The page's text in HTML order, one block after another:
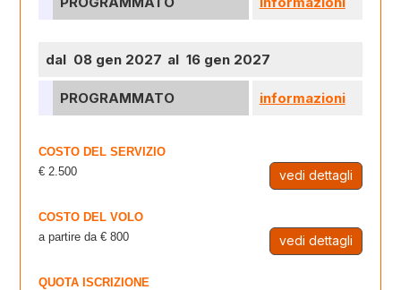
dal 08 gen 2027 al 16 gen 2027
PROGRAMMATO informazioni
COSTO DEL SERVIZIO
€ 2.500
vedi dettagli
COSTO DEL VOLO
a partire da € 800
vedi dettagli
QUOTA ISCRIZIONE